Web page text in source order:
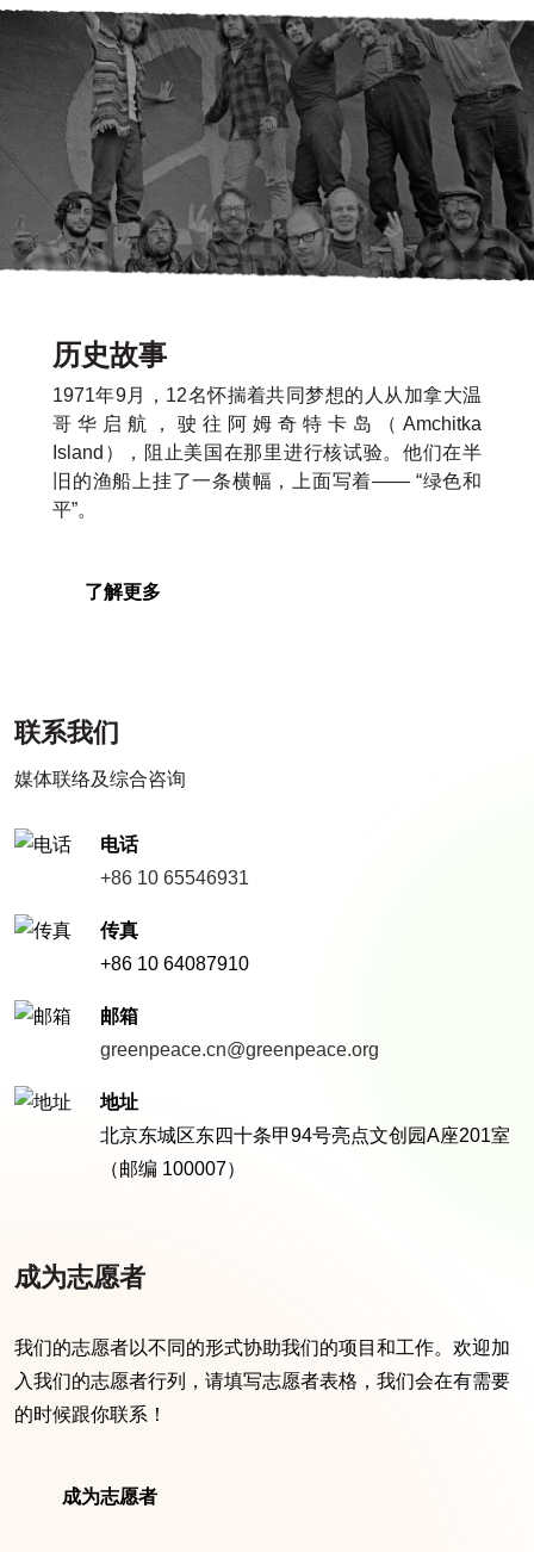
历史故事
1971年9月，12名怀揣着共同梦想的人从加拿大温
哥华启航，驶往阿姆奇特卡岛（Amchitka
Island），阻止美国在那里进行核试验。他们在半
旧的渔船上挂了一条横幅，上面写着—— “绿色和
平”。
了解更多
联系我们
媒体联络及综合咨询
电话
+86 10 65546931
传真
+86 10 64087910
邮箱
greenpeace.cn@greenpeace.org
地址
北京东城区东四十条甲94号亮点文创园A座201室
（邮编 100007）
成为志愿者
我们的志愿者以不同的形式协助我们的项目和工作。欢迎加
入我们的志愿者行列，请填写志愿者表格，我们会在有需要
的时候跟你联系！
成为志愿者